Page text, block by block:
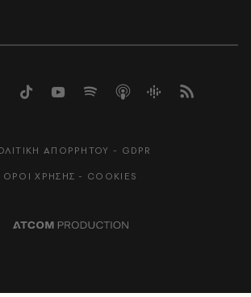
ΑΠΟΡΡΗΤΟΥ - GDPR
ΟΡΟΙ ΧΡΗΣΗΣ - COOKIES